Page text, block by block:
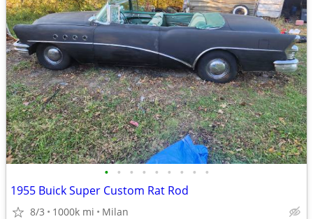
• • • • • • • • •
1955 Buick Super Custom Rat Rod
8/3 1000k mi Milan